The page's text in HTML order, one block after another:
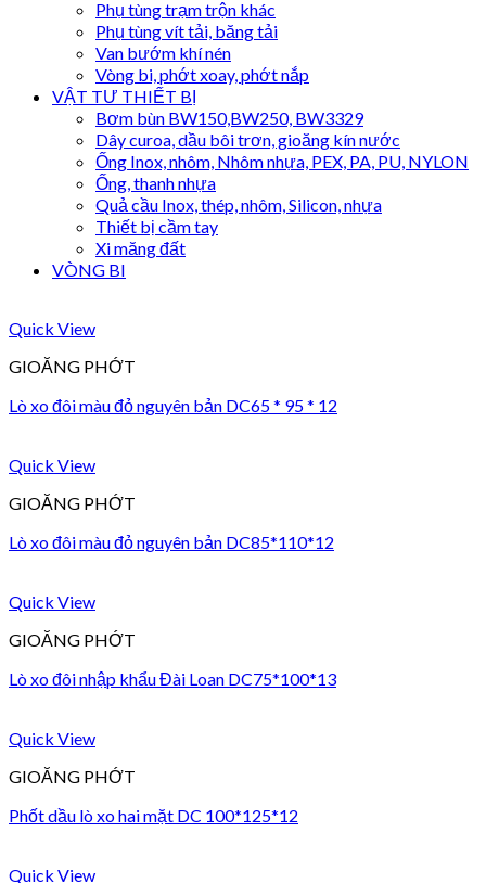
Phụ tùng trạm trộn khác
Phụ tùng vít tải, băng tải
Van bướm khí nén
Vòng bi, phớt xoay, phớt nắp
VẬT TƯ THIẾT BỊ
Bơm bùn BW150,BW250, BW3329
Dây curoa, dầu bôi trơn, gioăng kín nước
Ống Inox, nhôm, Nhôm nhựa, PEX, PA, PU, NYLON
Ống, thanh nhựa
Quả cầu Inox, thép, nhôm, Silicon, nhựa
Thiết bị cầm tay
Xi măng đất
VÒNG BI
Quick View
GIOĂNG PHỚT
Lò xo đôi màu đỏ nguyên bản DC65 * 95 * 12
Quick View
GIOĂNG PHỚT
Lò xo đôi màu đỏ nguyên bản DC85*110*12
Quick View
GIOĂNG PHỚT
Lò xo đôi nhập khẩu Đài Loan DC75*100*13
Quick View
GIOĂNG PHỚT
Phốt dầu lò xo hai mặt DC 100*125*12
Quick View